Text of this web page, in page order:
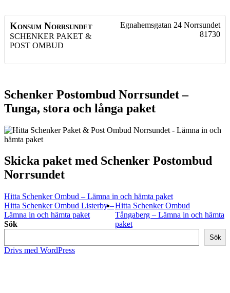
Konsum Norrsundet
SCHENKER PAKET &
POST OMBUD
Egnahemsgatan 24 Norrsundet
81730
Schenker Postombud Norrsundet –
Tunga, stora och långa paket
Skicka paket med Schenker Postombud
Norrsundet
Hitta Schenker Ombud – Lämna in och hämta paket
Hitta Schenker Ombud Listerby –
Lämna in och hämta paket
Hitta Schenker Ombud
Tångaberg – Lämna in och hämta
paket
Sök
Sök
Drivs med WordPress